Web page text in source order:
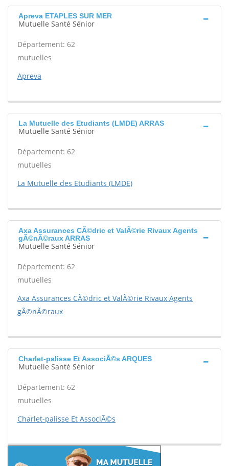
Apreva ETAPLES SUR MER
Mutuelle Santé Sénior
Département: 62
mutuelles
Apreva
La Mutuelle des Etudiants (LMDE) ARRAS
Mutuelle Santé Sénior
Département: 62
mutuelles
La Mutuelle des Etudiants (LMDE)
Axa Assurances CÃ©dric et ValÃ©rie Rivaux Agents
gÃ©nÃ©raux ARRAS
Mutuelle Santé Sénior
Département: 62
mutuelles
Axa Assurances CÃ©dric et ValÃ©rie Rivaux Agents
gÃ©nÃ©raux
Charlet-palisse Et AssociÃ©s ARQUES
Mutuelle Santé Sénior
Département: 62
mutuelles
Charlet-palisse Et AssociÃ©s